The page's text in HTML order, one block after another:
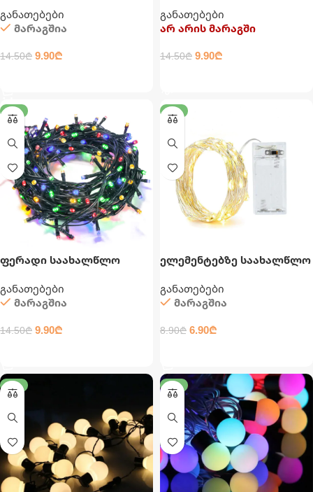
განათებები
მარაგშია
14.50₾ 9.90₾
განათებები
არ არის მარაგში
14.50₾ 9.90₾
-32%
ფერადი საახალწლო
განათებები
მარაგშია
14.50₾ 9.90₾
-22%
ელემენტებზე საახალწლო
განათებები
მარაგშია
8.90₾ 6.90₾
-16% -16%